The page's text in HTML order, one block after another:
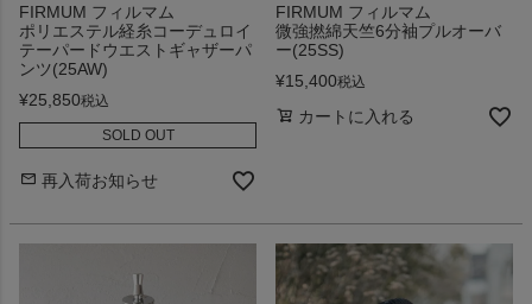
FIRMUM フィルマム
ポリエステル経糸コーデュロイ
テーパードウエストギャザーパ
ンツ(25AW)
¥25,850税込
SOLD OUT
再入荷お知らせ
FIRMUM フィルマム
微強撚綿天竺6分袖プルオーバ
ー(25SS)
¥15,400税込
カートに入れる